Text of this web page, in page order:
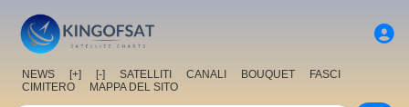
NEWS [+] [-] SATELLITI CANALI BOUQUET
FASCI
CIMITERO
MAPPA DEL SITO